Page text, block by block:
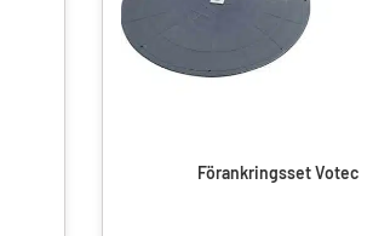
Förankringsset Votec